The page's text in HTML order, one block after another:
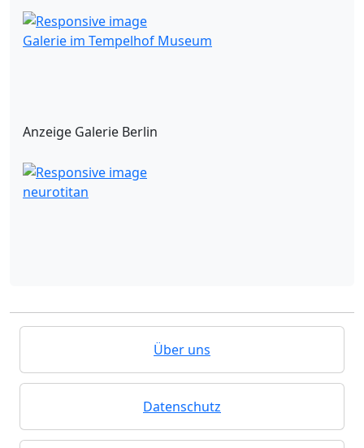
Galerie im Tempelhof Museum
Anzeige Galerie Berlin
neurotitan
Über uns
Datenschutz